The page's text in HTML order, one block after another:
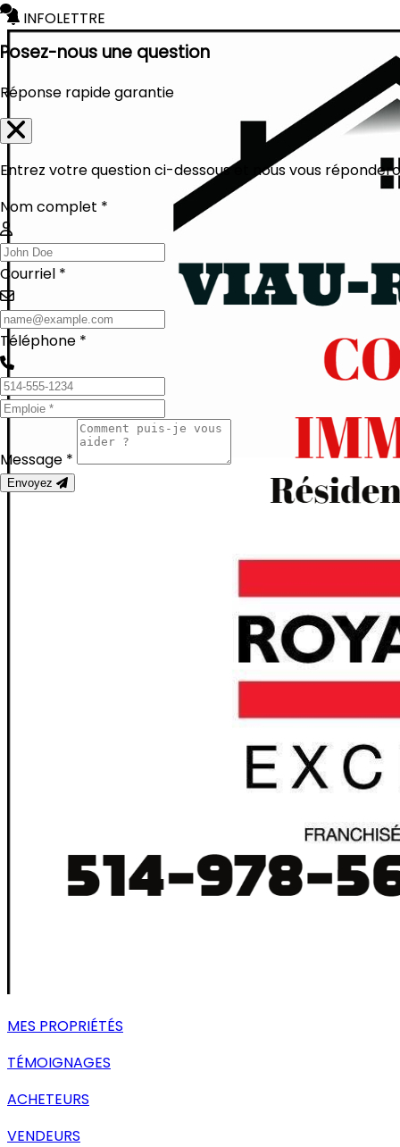
INFOLETTRE
MES PROPRIÉTÉS
TÉMOIGNAGES
ACHETEURS
VENDEURS
Posez-nous une question
Réponse rapide garantie
Entrez votre question ci-dessous et nous vous
Nom complet *
Courriel *
Téléphone *
Message *
Envoyez